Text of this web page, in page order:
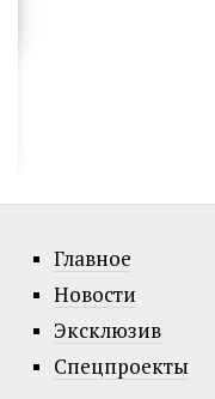
Главное
Новости
Эксклюзив
Спецпроекты